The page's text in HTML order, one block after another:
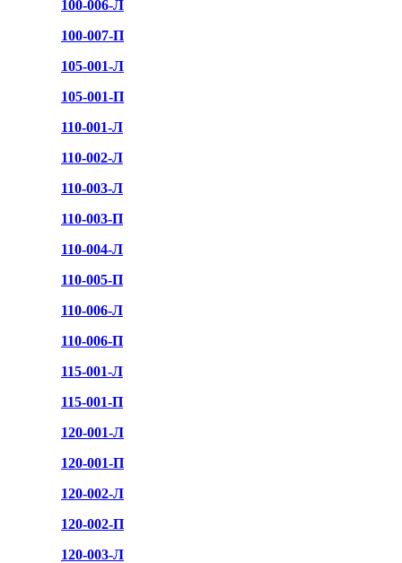
100-006-Л
100-007-П
105-001-Л
105-001-П
110-001-Л
110-002-Л
110-003-Л
110-003-П
110-004-Л
110-005-П
110-006-Л
110-006-П
115-001-Л
115-001-П
120-001-Л
120-001-П
120-002-Л
120-002-П
120-003-Л